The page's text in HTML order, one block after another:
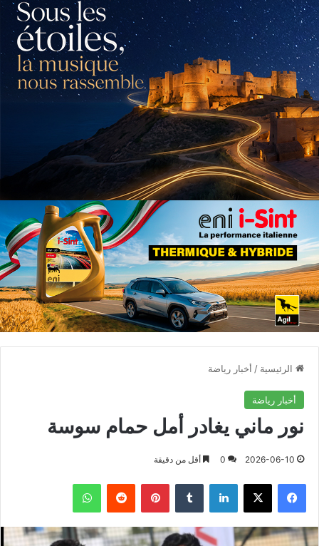
الرئيسية / أخبار رياضة
أخبار رياضة
نور ماني يغادر أمل حمام سوسة
2026-06-10
0 أقل من دقيقة
فيسبوك X لينكدإن بينتيريست واتساب